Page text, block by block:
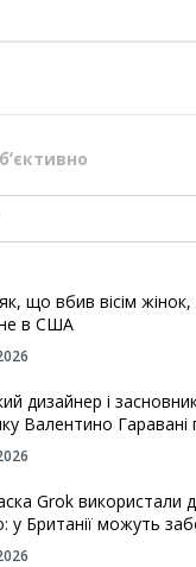
що вбив вісім
в США
дизайнер і
Валентино Гаравані
Grok використали
у Британії можуть